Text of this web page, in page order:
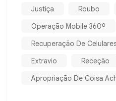
Justiça
Roubo
Operação Mobile 360º
Recuperação De
Extravio
Receção
Apropriação De Coisa